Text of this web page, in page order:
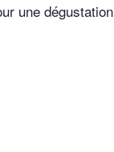
une dégustation